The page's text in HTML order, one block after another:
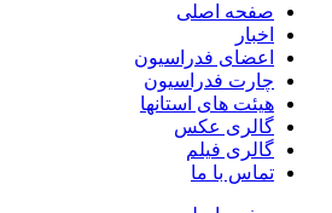
صفحه اصلی
اخبار
اعضای فدراسیون
چارت فدراسیون
هیئت های استانها
گالری عکس
گالری فیلم
تماس با ما